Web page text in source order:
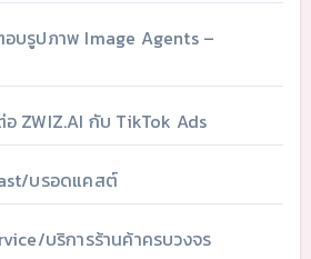
บรูปภาพ Image Agents –
ZWIZ.AI กับ TikTok Ads
บรอดแคสต์
บริการร้านค้าครบวงจร